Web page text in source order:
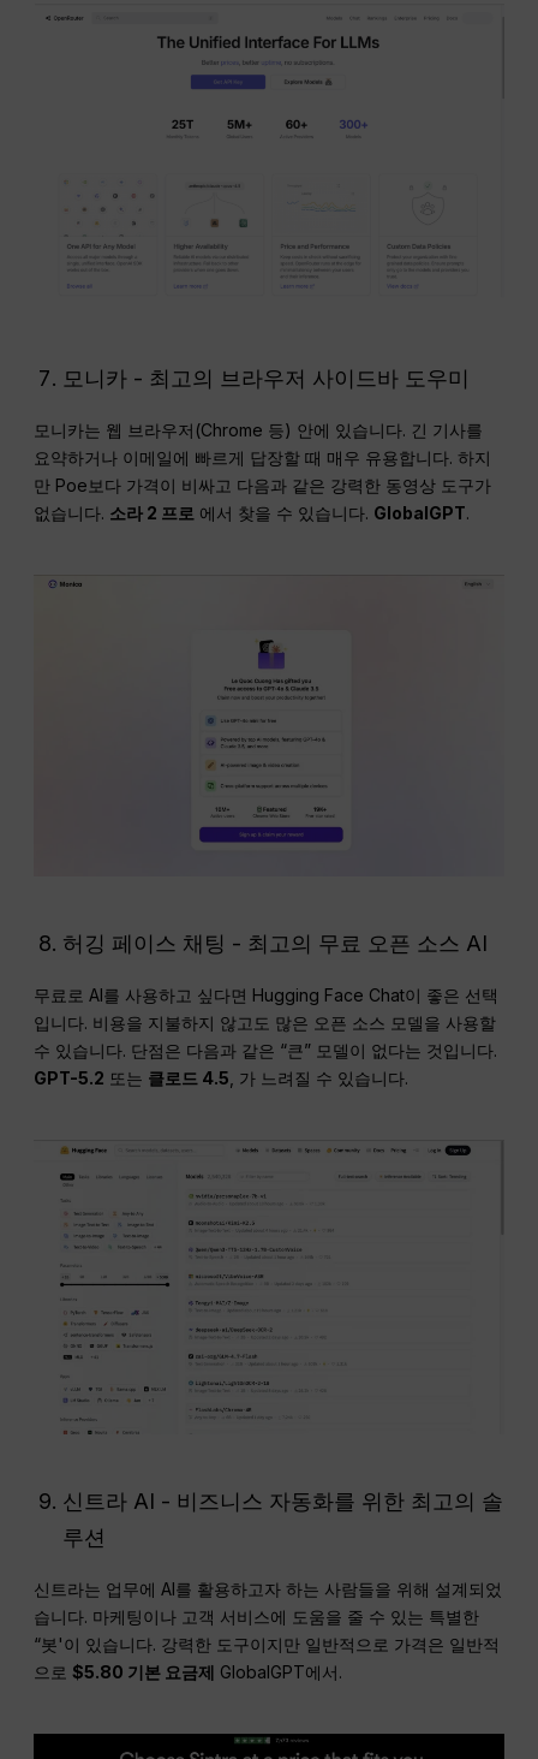
모니카 - 최고의 브라우저 사이드바 도우미
모니카는 웹 브라우저(Chrome 등) 안에 있습니다. 긴 기사를
요약하거나 이메일에 빠르게 답장할 때 매우 유용합니다. 하지
만 Poe보다 가격이 비싸고 다음과 같은 강력한 동영상 도구가
없습니다. 소라 2 프로 에서 찾을 수 있습니다. GlobalGPT.
허깅 페이스 채팅 - 최고의 무료 오픈 소스 AI
무료로 AI를 사용하고 싶다면 Hugging Face Chat이 좋은 선택
입니다. 비용을 지불하지 않고도 많은 오픈 소스 모델을 사용할
수 있습니다. 단점은 다음과 같은 “큰” 모델이 없다는 것입니다.
GPT-5.2 또는 클로드 4.5, 가 느려질 수 있습니다.
신트라 AI - 비즈니스 자동화를 위한 최고의 솔
루션
신트라는 업무에 AI를 활용하고자 하는 사람들을 위해 설계되었
습니다. 마케팅이나 고객 서비스에 도움을 줄 수 있는 특별한
“봇'이 있습니다. 강력한 도구이지만 일반적으로 가격은 일반적
으로$5.80 기본 요금제 GlobalGPT에서.